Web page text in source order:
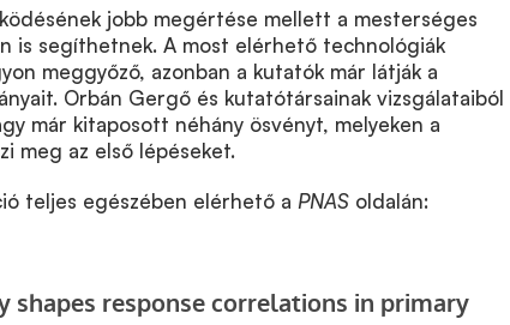
jobb megértése mellett a mesterséges
is segíthetnek. A most elérhető technológiák
meggyőző, azonban a kutatók már látják a
Orbán Gergő és kutatótársainak vizsgálataiból
már kitaposott néhány ösvényt, melyeken a
meg az első lépéseket.
teljes egészében elérhető a PNAS oldalán: